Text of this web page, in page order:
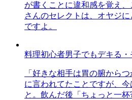
が書くことに違和感を覚え
さんのセレクトは、オヤジ
ですよ。
料理初心者男子でもデキる
「好きな相手は胃の腑から
に言われてたことですが、
と。飲んだ後「ちょっと一